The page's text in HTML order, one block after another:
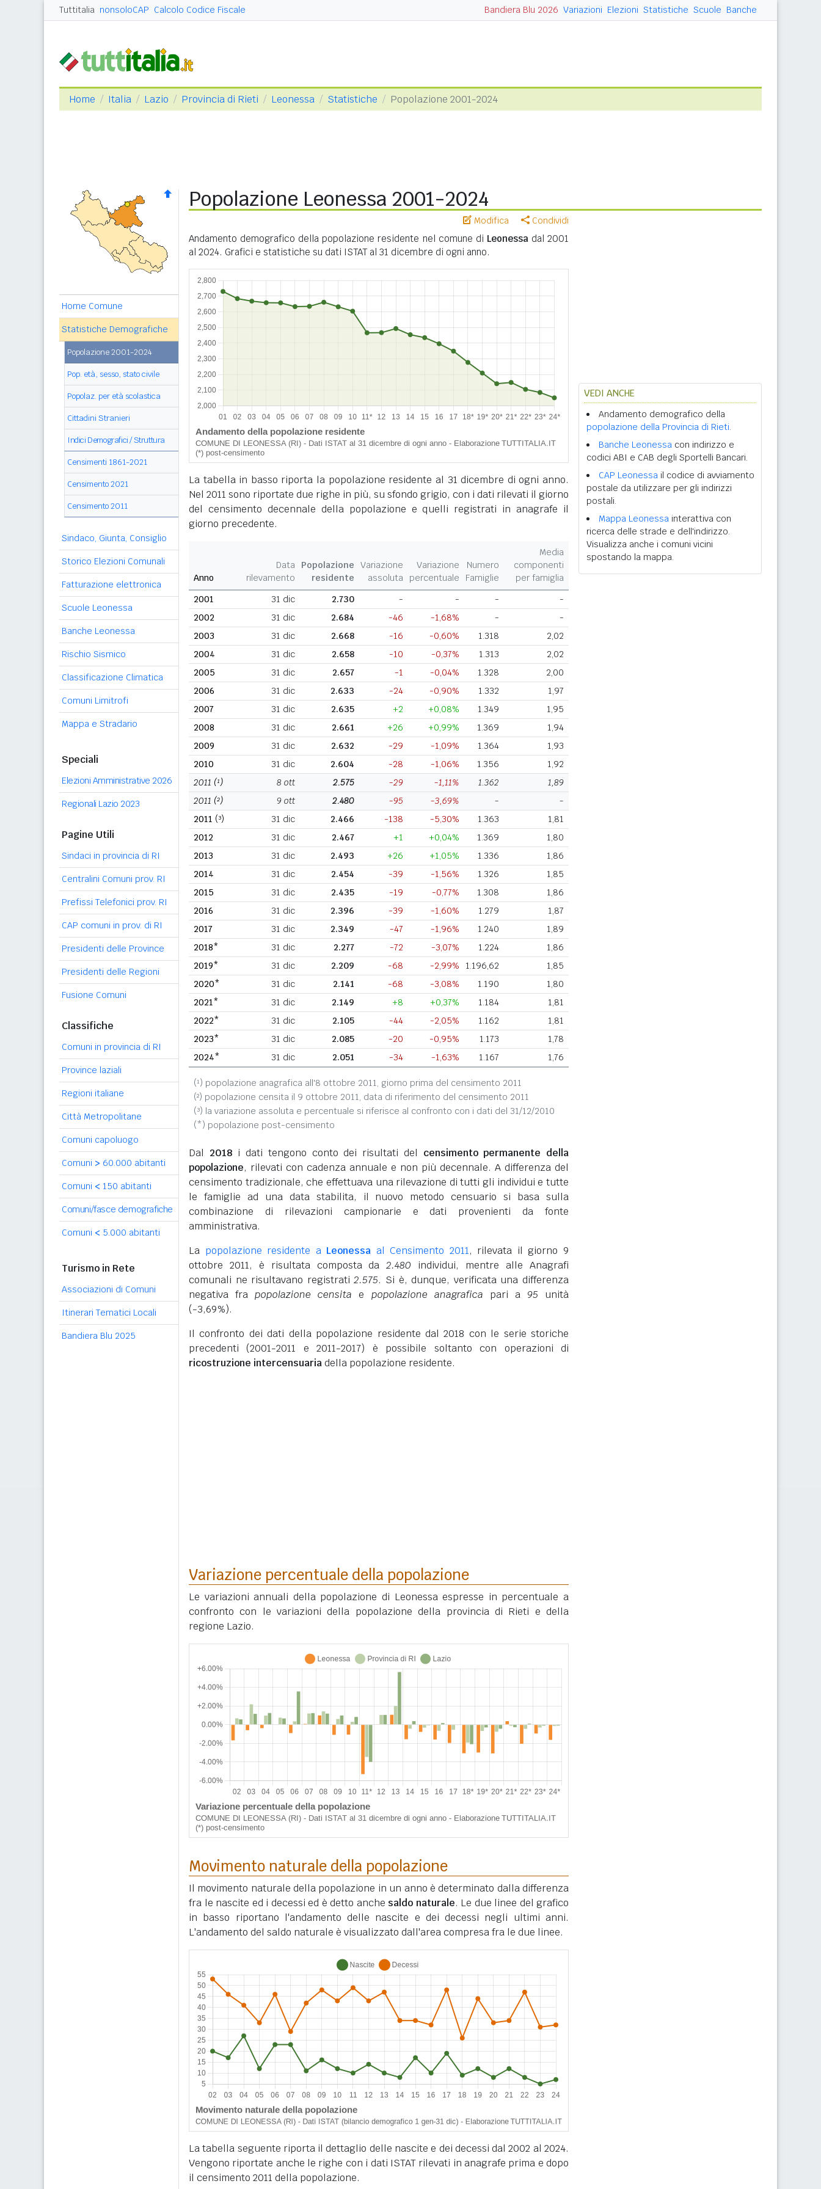
Tuttitalia nonsoloCAP Calcolo Codice Fiscale Bandiera Blu 2026 Variazioni Elezioni Statistiche Scuole Banche
Home Italia Lazio Provincia di Rieti Leonessa Statistiche Popolazione 2001-2024
Home Comune
Statistiche Demografiche
Popolazione 2001-2024
Pop. età, sesso, stato civile
Popolaz. per età scolastica
Cittadini Stranieri
Indici Demografici / Struttura
Censimenti 1861-2021
Censimento 2021
Censimento 2011
Sindaco, Giunta, Consiglio
Storico Elezioni Comunali
Fatturazione elettronica
Scuole Leonessa
Banche Leonessa
Rischio Sismico
Classificazione Climatica
Comuni Limitrofi
Mappa e Stradario
Speciali
Elezioni Amministrative 2026
Regionali Lazio 2023
Pagine Utili
Sindaci in provincia di RI
Centralini Comuni prov. RI
Prefissi Telefonici prov. RI
CAP comuni in prov. di RI
Presidenti delle Province
Presidenti delle Regioni
Fusione Comuni
Classifiche
Comuni in provincia di RI
Province laziali
Regioni italiane
Città Metropolitane
Comuni capoluogo
Comuni > 60.000 abitanti
Comuni < 150 abitanti
Comuni/fasce demografiche
Comuni < 5.000 abitanti
Turismo in Rete
Associazioni di Comuni
Itinerari Tematici Locali
Bandiera Blu 2025
Popolazione Leonessa 2001-2024
Modifica Condividi
Andamento demografico della popolazione residente nel comune di Leonessadal 2001
al 2024. Grafici e statistiche su dati ISTAT al 31 dicembre di ogni anno.
La tabella in basso riporta la popolazione residente al 31 dicembre di ogni anno.
Nel 2011 sono riportate due righe in più, su sfondo grigio, con i dati rilevati il giorno
del censimento decennale della popolazione e quelli registrati in anagrafe il
giorno precedente.
Anno
Data
rilevamento
Popolazione
residente
Variazione
assoluta
Variazione
percentuale
Numero
Famiglie
Media
componenti
per famiglia
2001
31 dic 2.730 - - -
-
2002
31 dic 2.684 -46 -1,68% -
-
2003
31 dic 2.668 -16 -0,60% 1.318
2,02
2004
31 dic 2.658 -10 -0,37% 1.313
2,02
2005
31 dic 2.657 -1 -0,04% 1.328
2,00
2006
31 dic 2.633 -24 -0,90% 1.332
1,97
2007
31 dic 2.635 +2 +0,08% 1.349
1,95
2008
31 dic 2.661 +26 +0,99% 1.369
1,94
2009
31 dic 2.632 -29 -1,09% 1.364
1,93
2010
31 dic 2.604 -28 -1,06% 1.356
1,92
2011 (¹) 8 ott 2.575 -29 -1,11% 1.362
1,89
2011 (²) 9 ott 2.480 -95 -3,69% -
-
2011 (³) 31 dic 2.466 -138 -5,30% 1.363
1,81
2012
31 dic 2.467 +1 +0,04% 1.369
1,80
2013
31 dic 2.493 +26 +1,05% 1.336
1,86
2014
31 dic 2.454 -39 -1,56% 1.326
1,85
2015
31 dic 2.435 -19 -0,77% 1.308
1,86
2016
31 dic 2.396 -39 -1,60% 1.279
1,87
2017
31 dic 2.349 -47 -1,96% 1.240
1,89
2018*
31 dic 2.277 -72 -3,07% 1.224
1,86
2019*
31 dic 2.209 -68 -2,99% 1.196,62
1,85
2020*
31 dic 2.141 -68 -3,08% 1.190
1,80
2021*
31 dic 2.149 +8 +0,37% 1.184
1,81
2022*
31 dic 2.105 -44 -2,05% 1.162
1,81
2023*
31 dic 2.085 -20 -0,95% 1.173
1,78
2024*
31 dic 2.051 -34 -1,63% 1.167 1,76
(¹) popolazione anagrafica all'8 ottobre 2011, giorno prima del censimento 2011
(²) popolazione censita il 9 ottobre 2011, data di riferimento del censimento 2011
(³) la variazione assoluta e percentuale si riferisce al confronto con i dati del 31/12/2010
(*) popolazione post-censimento
Dal 2018 i dati tengono conto dei risultati del censimento permanente della
popolazione, rilevati con cadenza annuale e non più decennale. A differenza del
censimento tradizionale, che effettuava una rilevazione di tutti gli individui e tutte
le famiglie ad una data stabilita, il nuovo metodo censuario si basa sulla
combinazione di rilevazioni campionarie e dati provenienti da fonte
amministrativa.
La popolazione residente a Leonessa al Censimento 2011, rilevata il giorno 9
ottobre 2011, è risultata composta da2.480 individui, mentre alle Anagrafi
comunali ne risultavano registrati2.575. Si è, dunque, verificata una differenza
negativa frapopolazione censita e popolazione anagrafica pari a 95 unità
(-3,69%).
Il confronto dei dati della popolazione residente dal 2018 con le serie storiche
precedenti (2001-2011 e 2011-2017) è possibile soltanto con operazioni di
ricostruzione intercensuariadella popolazione residente.
Variazione percentuale della popolazione
Le variazioni annuali della popolazione di Leonessa espresse in percentuale a
confronto con le variazioni della popolazione della provincia di Rieti e della
regione Lazio.
Movimento naturale della popolazione
Il movimento naturale della popolazione in un anno è determinato dalla differenza
fra le nascite ed i decessi ed è detto anche saldo naturale. Le due linee del grafico
in basso riportano l'andamento delle nascite e dei decessi negli ultimi anni.
L'andamento del saldo naturale è visualizzato dall'area compresa fra le due linee.
La tabella seguente riporta il dettaglio delle nascite e dei decessi dal 2002 al 2024.
Vengono riportate anche le righe con i dati ISTAT rilevati in anagrafe prima e dopo
il censimento 2011 della popolazione.
VEDI ANCHE
Andamento demografico della
popolazione della Provincia di Rieti.
Banche Leonessa con indirizzo e
codici ABI e CAB degli Sportelli Bancari.
CAP Leonessa il codice di avviamento
postale da utilizzare per gli indirizzi
postali.
Mappa Leonessa interattiva con
ricerca delle strade e dell'indirizzo.
Visualizza anche i comuni vicini
spostando la mappa.